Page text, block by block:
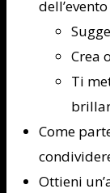
Crea
Ti
Come
Ottieni